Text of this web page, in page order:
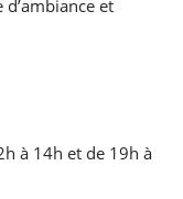
et
à 14h et de 19h à